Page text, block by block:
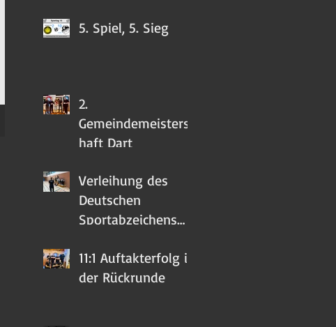
5. Spiel, 5. Sieg
2.
Gemeindemeistersc
haft Dart
Verleihung des
Deutschen
Sportabzeichens
11:1 Auftakterfolg in
der Rückrunde